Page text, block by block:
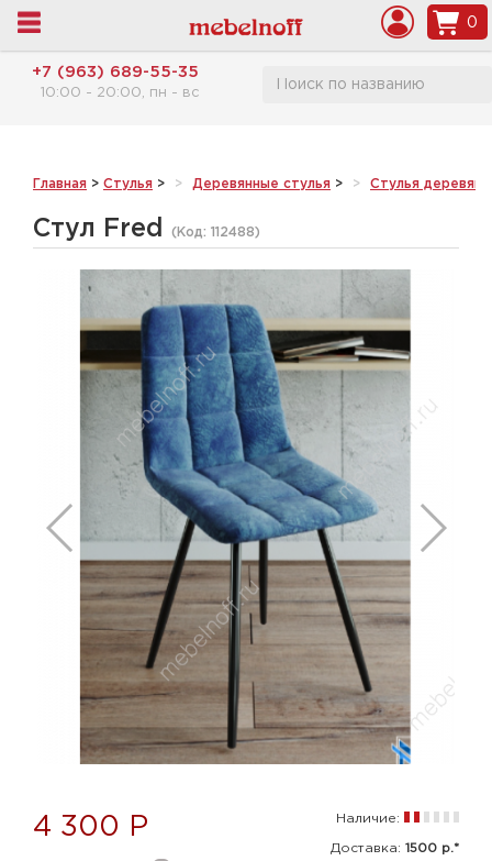
0
+7 (963) 689-55-35
10:00 - 20:00, пн - вс
Главная > Стулья > Деревянные стулья > Стулья
Стул Fred (Код: 112488)
4 300 Р Наличие:
Доставка: 1500 р.*